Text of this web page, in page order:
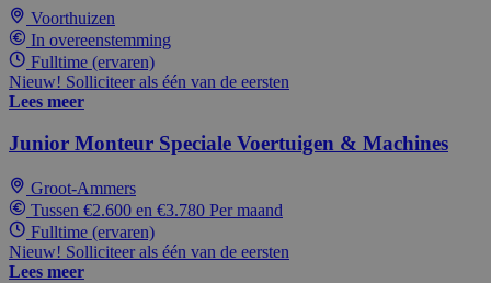
Voorthuizen
In overeenstemming
Fulltime (ervaren)
Nieuw! Solliciteer als één van de eersten
Lees meer
Junior Monteur Speciale Voertuigen & Machines
Groot-Ammers
Tussen €2.600 en €3.780 Per maand
Fulltime (ervaren)
Nieuw! Solliciteer als één van de eersten
Lees meer